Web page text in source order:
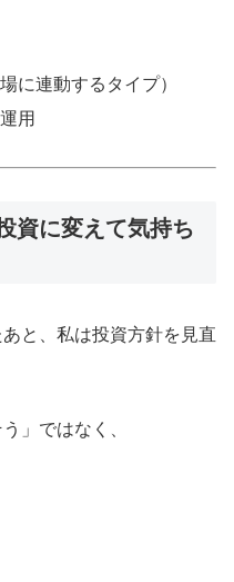
に連動するタイプ）
用
資に変えて気持ち
と、私は投資方針を見直
」ではなく、